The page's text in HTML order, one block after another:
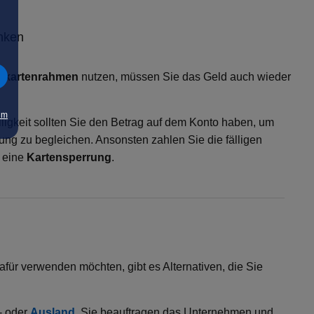
nutzen, müssen Sie das Geld auch wieder
sollten Sie den Betrag auf dem Konto haben, um
zu begleichen. Ansonsten zahlen Sie die fälligen
Kartensperrung.
verwenden möchten, gibt es Alternativen, die Sie